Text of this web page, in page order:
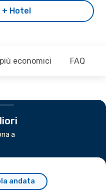
+ Hotel
economici FAQ
a
andata